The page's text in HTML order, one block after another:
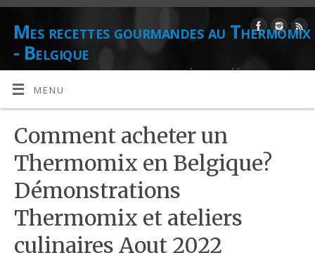
Mes recettes gourmandes au Thermomix
- Belgique
DE L'AUTEUR CULINAIRE ET CONSEILLÈRE AGRÉÉE THERMOMIX
DANIELLE LIONS
MENU
Comment acheter un
Thermomix en Belgique?
Démonstrations
Thermomix et ateliers
culinaires Aout 2022